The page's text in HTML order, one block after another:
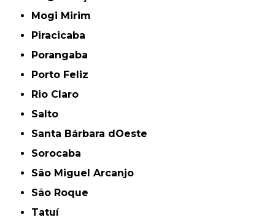
Mogi Mirim
Piracicaba
Porangaba
Porto Feliz
Rio Claro
Salto
Santa Bárbara dOeste
Sorocaba
São Miguel Arcanjo
São Roque
Tatuí